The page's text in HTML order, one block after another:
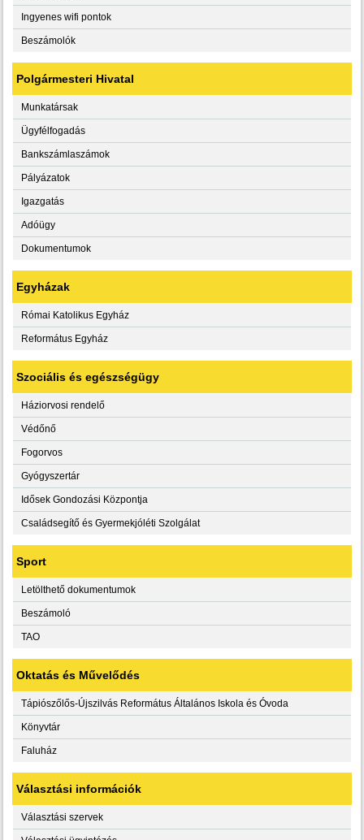
Ingyenes wifi pontok
Beszámolók
Polgármesteri Hivatal
Munkatársak
Ügyfélfogadás
Bankszámlaszámok
Pályázatok
Igazgatás
Adóügy
Dokumentumok
Egyházak
Római Katolikus Egyház
Református Egyház
Szociális és egészségügy
Háziorvosi rendelő
Védőnő
Fogorvos
Gyógyszertár
Idősek Gondozási Központja
Családsegítő és Gyermekjóléti Szolgálat
Sport
Letölthető dokumentumok
Beszámoló
TAO
Oktatás és Művelődés
Tápiószőlős-Újszilvás Református Általános Iskola és Óvoda
Könyvtár
Faluház
Választási információk
Választási szervek